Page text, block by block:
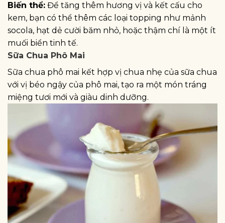
Biến thể: Để tăng thêm hương vị và kết cấu cho
kem, bạn có thể thêm các loại topping như mảnh
socola, hạt dẻ cười băm nhỏ, hoặc thậm chí là một ít
muối biển tinh tế.
Sữa Chua Phô Mai
Sữa chua phô mai kết hợp vị chua nhẹ của sữa chua
với vị béo ngậy của phô mai, tạo ra một món tráng
miệng tươi mới và giàu dinh dưỡng.